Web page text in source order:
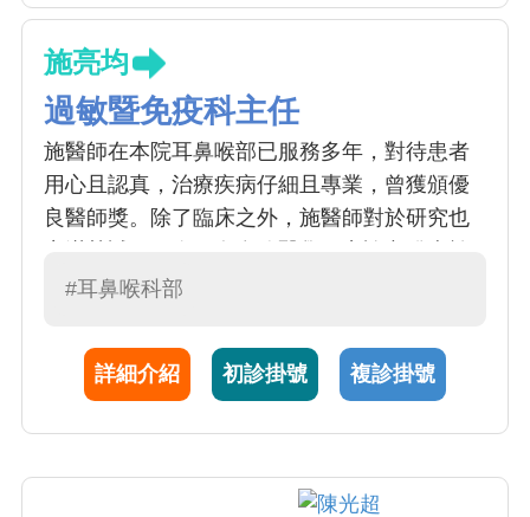
施亮均
過敏暨免疫科主任
施醫師在本院耳鼻喉部已服務多年，對待患者
用心且認真，治療疾病仔細且專業，曾獲頒優
良醫師獎。除了臨床之外，施醫師對於研究也
國際知名期刊。
#耳鼻喉科部
詳細介紹 初診掛號 複診掛號